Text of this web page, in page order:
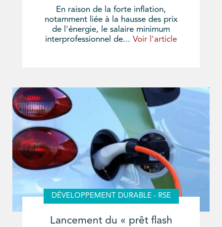
En raison de la forte inflation,
notamment liée à la hausse des prix
de l'énergie, le salaire minimum
interprofessionnel de... Voir l'article
DÉVELOPPEMENT DURABLE - RSE
Lancement du « prêt flash